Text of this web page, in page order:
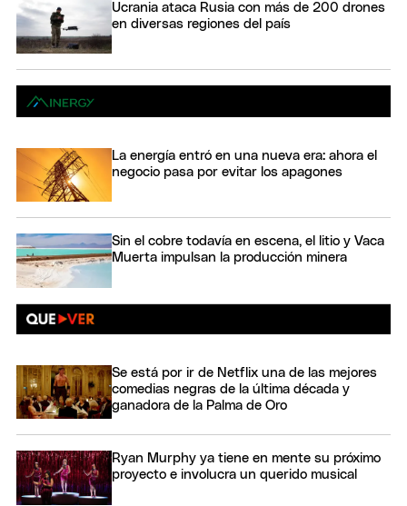
Ucrania ataca Rusia con más de 200 drones
en diversas regiones del país
La energía entró en una nueva era: ahora el
negocio pasa por evitar los apagones
Sin el cobre todavía en escena, el litio y Vaca
Muerta impulsan la producción minera
Se está por ir de Netflix una de las mejores
comedias negras de la última década y
ganadora de la Palma de Oro
Ryan Murphy ya tiene en mente su próximo
proyecto e involucra un querido musical